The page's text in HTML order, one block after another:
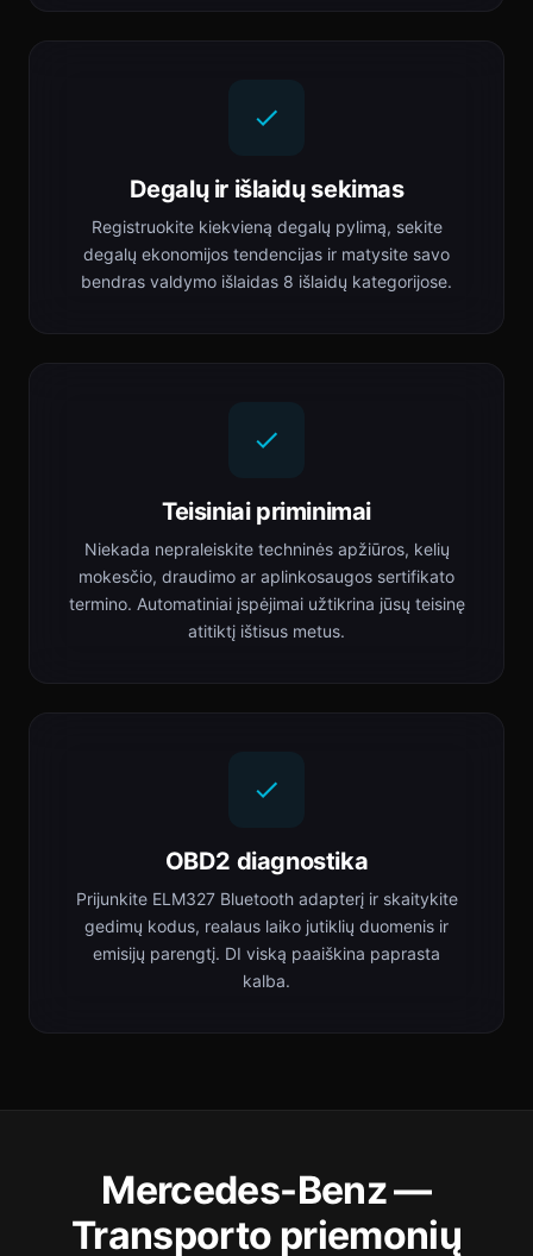
Degalų ir išlaidų sekimas
Registruokite kiekvieną degalų pylimą, sekite
degalų ekonomijos tendencijas ir matysite savo
bendras valdymo išlaidas 8 išlaidų kategorijose.
Teisiniai priminimai
Niekada nepraleiskite techninės apžiūros, kelių
mokesčio, draudimo ar aplinkosaugos sertifikato
termino. Automatiniai įspėjimai užtikrina jūsų teisinę
atitiktį ištisus metus.
OBD2 diagnostika
Prijunkite ELM327 Bluetooth adapterį ir skaitykite
gedimų kodus, realaus laiko jutiklių duomenis ir
emisijų parengtį. DI viską paaiškina paprasta
kalba.
Mercedes-Benz —
Transporto priemonių